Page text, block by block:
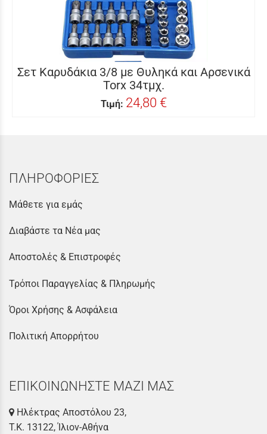
Σετ Καρυδάκια 3/8 με Θυληκά και Αρσενικά
Torx 34τμχ.
Τιμή: 24,80 €
ΠΛΗΡΟΦΟΡΙΕΣ
Μάθετε για εμάς
Διαβάστε τα Νέα μας
Αποστολές & Επιστροφές
Τρόποι Παραγγελίας & Πληρωμής
Όροι Χρήσης & Ασφάλεια
Πολιτική Απορρήτου
ΕΠΙΚΟΙΝΩΝΗΣΤΕ ΜΑΖΙ ΜΑΣ
Ηλέκτρας Αποστόλου 23,
Τ.Κ. 13122, Ίλιον-Αθήνα